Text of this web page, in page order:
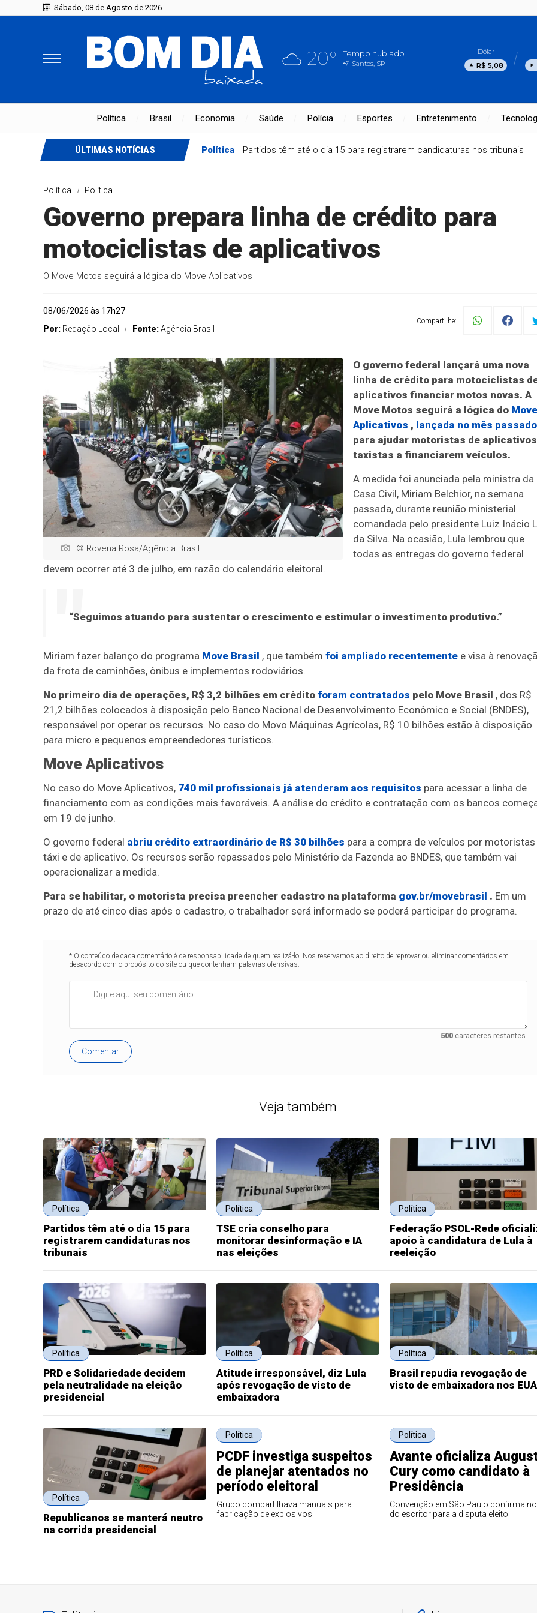
Sábado, 08 de Agosto de 2026
20° Tempo nublado
Santos, SP
Dólar
R$ 5,08
Política Brasil Economia Saúde Polícia Esportes Entretenimento
ÚLTIMAS NOTÍCIAS Política Partidos têm até o dia 15 para registrarem candidaturas nos tribunais
Política Política
Governo prepara linha de crédito para
motociclistas de aplicativos
O Move Motos seguirá a lógica do Move Aplicativos
08/06/2026 às 17h27
Por: Redaçâo Local Fonte:Agência Brasil
Compartilhe:
© Rovena Rosa/Agência Brasil
O governo federal lançará uma nova
linha de crédito para motociclistas
aplicativos financiar motos novas. A
Move Motos seguirá a lógica do Move
Aplicativos , lançada no mês passado
para ajudar motoristas de
taxistas a financiarem veículos.
A medida foi anunciada pela ministra da
Casa Civil, Miriam Belchior, na semana
passada, durante reunião ministerial
comandada pelo presidente Luiz Inácio
da Silva. Na ocasião, Lula lembrou que
todas as entregas do governo federal
devem ocorrer até 3 de julho, em razão do calendário eleitoral.
“Seguimos atuando para sustentar o crescimento e estimular o investimento produtivo.”
Miriam fazer balanço do programa Move Brasil , que também foi ampliado recentemente e visa à
da frota de caminhões, ônibus e implementos rodoviários.
No primeiro dia de operações, R$ 3,2 bilhões em crédito foram contratados pelo Move Brasil , dos R$
21,2 bilhões colocados à disposição pelo Banco Nacional de Desenvolvimento Econômico e Social (BNDES),
responsável por operar os recursos. No caso do Movo Máquinas Agrícolas, R$ 10 bilhões estão à disposição
para micro e pequenos empreendedores turísticos.
Move Aplicativos
No caso do Move Aplicativos, 740 mil profissionais já atenderam aos requisitos para acessar a linha de
financiamento com as condições mais favoráveis. A análise do crédito e contratação com os bancos
em 19 de junho.
O governo federal abriu crédito extraordinário de R$ 30 bilhões para a compra de veículos por motoristas
táxi e de aplicativo. Os recursos serão repassados pelo Ministério da Fazenda ao BNDES, que também vai
operacionalizar a medida.
Para se habilitar, o motorista precisa preencher cadastro na plataforma gov.br/movebrasil . Em um
prazo de até cinco dias após o cadastro, o trabalhador será informado se poderá participar do programa.
* O conteúdo de cada comentário é de responsabilidade de quem realizá-lo. Nos reservamos ao direito de reprovar ou eliminar comentários em
desacordo com o propósito do site ou que contenham palavras ofensivas.
500caracteres restantes.
Comentar
Veja também
Política
Partidos têm até o dia 15 para
registrarem candidaturas nos
tribunais
Política
TSE cria conselho para
monitorar desinformação e IA
nas eleições
Política
Federação PSOL-Rede
apoio à candidatura de Lula à
reeleição
Política
PRD e Solidariedade decidem
pela neutralidade na eleição
presidencial
Política
Atitude irresponsável, diz Lula
após revogação de visto de
embaixadora
Política
Brasil repudia revogação de
visto de embaixadora nos EUA
Política
Republicanos se manterá neutro
na corrida presidencial
Política
PCDF investiga suspeitos
de planejar atentados no
período eleitoral
Grupo compartilhava manuais para
fabricação de explosivos
Política
Avante oficializa
Cury como candidato à
Presidência
Convenção em São Paulo confirma
do escritor para a disputa eleito